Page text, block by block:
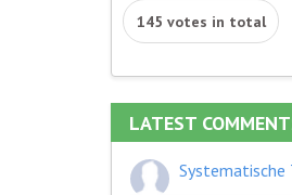
145 votes in total
LATEST